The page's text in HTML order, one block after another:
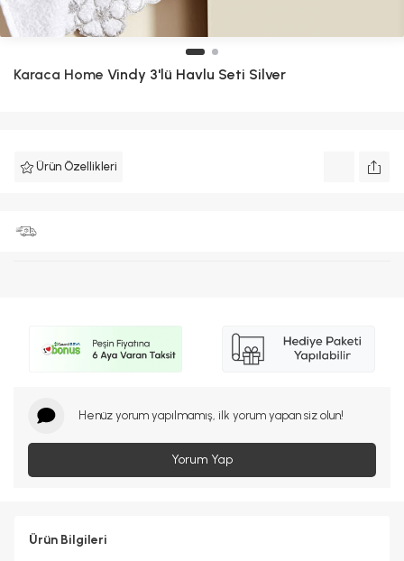
Karaca Home Vindy 3'lü Havlu Seti Silver
Ürün Özellikleri
Henüz yorum yapılmamış, ilk yorum yapan siz olun!
Yorum Yap
Ürün Bilgileri